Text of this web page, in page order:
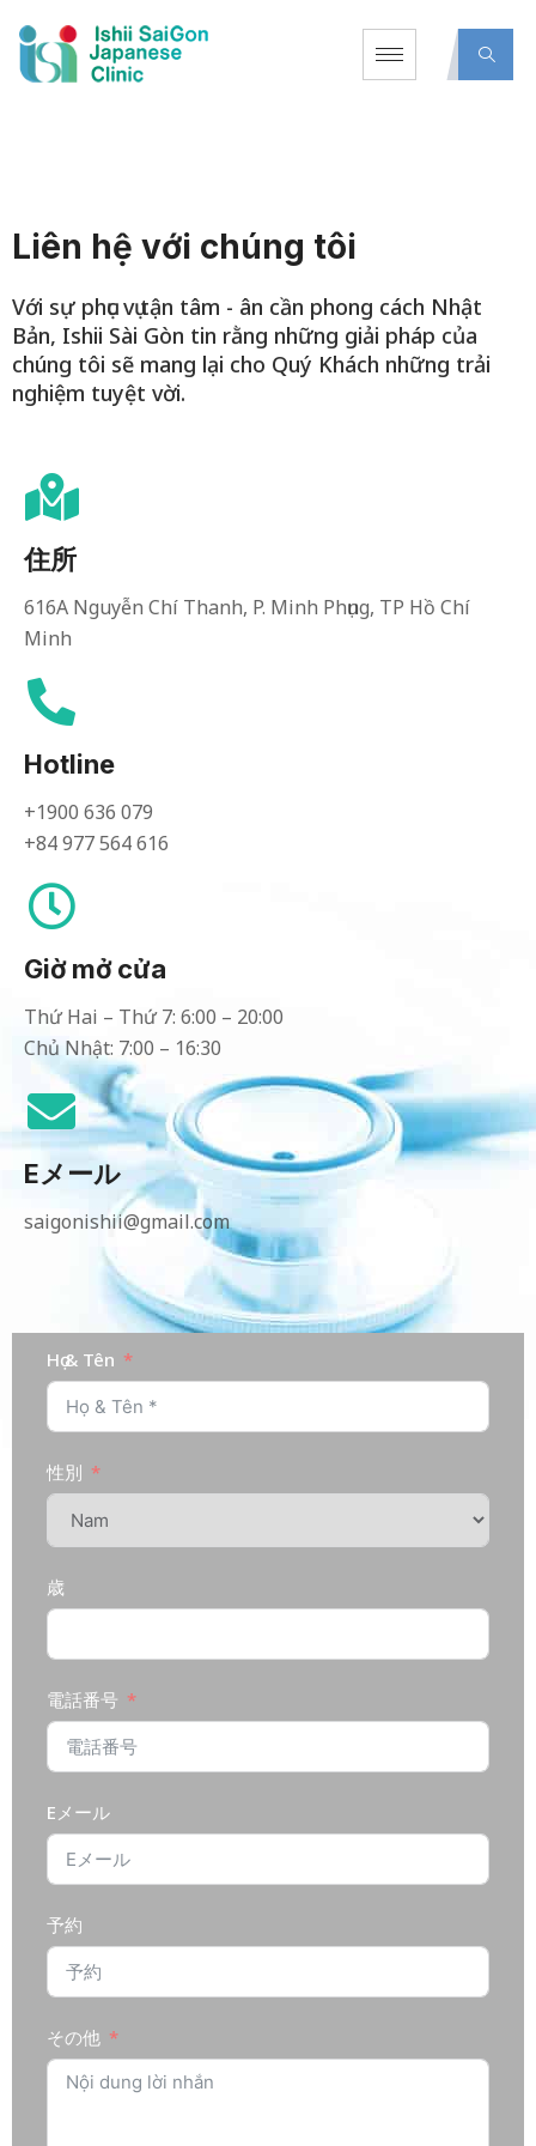
Liên hệ với chúng tôi
Với sự phục vụ tận tâm - ân cần phong cách Nhật
Bản, Ishii Sài Gòn tin rằng những giải pháp của
chúng tôi sẽ mang lại cho Quý Khách những trải
nghiệm tuyệt vời.
住所
616A Nguyễn Chí Thanh, P. Minh Phụng, TP Hồ Chí
Minh
Hotline
+1900 636 079
+84 977 564 616
Giờ mở cửa
Thứ Hai – Thứ 7: 6:00 – 20:00
Chủ Nhật: 7:00 – 16:30
Eメール
saigonishii@gmail.com
Họ & Tên
性別
歳
電話番号
Eメール
予約
その他